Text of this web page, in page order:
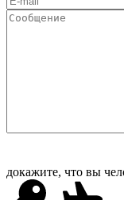
докажите, что вы